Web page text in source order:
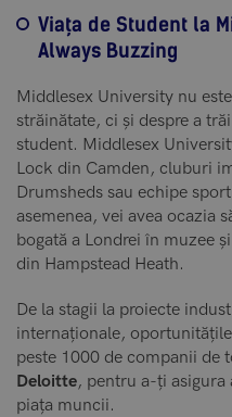
Viața de Student la
Always Buzzing
Middlesex University nu
străinătate, ci și despre a
student. Middlesex
Lock din Camden, cluburi
Drumsheds sau echipe
asemenea, vei avea ocazia
bogată a Londrei în muzee
din Hampstead Heath.
De la stagii la proiecte
internaționale,
peste 1000 de companii de
Deloitte, pentru a-ți
piața muncii.